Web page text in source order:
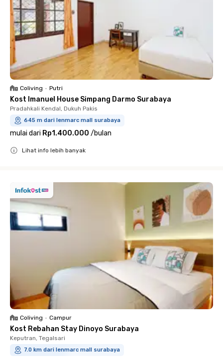
Coliving • Putri
Kost Imanuel House Simpang Darmo Surabaya
Pradahkali Kendal, Dukuh Pakis
645 m dari lenmarc mall surabaya
mulai dari Rp1.400.000 /bulan
Lihat info lebih banyak
Coliving • Campur
Kost Rebahan Stay Dinoyo Surabaya
Keputran, Tegalsari
7.0 km dari lenmarc mall surabaya